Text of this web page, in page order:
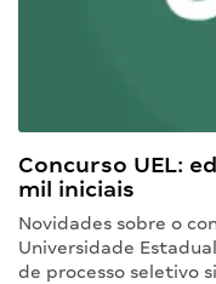
Concurso UEL:
mil iniciais
Novidades sobre o
Universidade
de processo seletivo